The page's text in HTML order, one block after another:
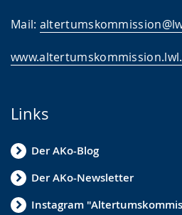
Mail:
Links
Der AKo-Blog
Der AKo-Newsletter
Instagram